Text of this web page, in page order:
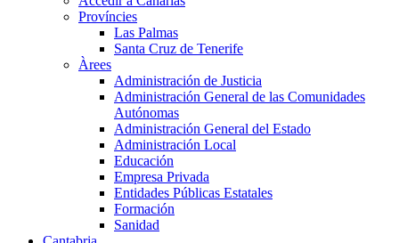
Províncies
Las Palmas
Santa Cruz de Tenerife
Àrees
Administración de Justicia
Administración General de las Comunidades
Autónomas
Administración General del Estado
Administración Local
Educación
Empresa Privada
Entidades Públicas Estatales
Formación
Sanidad